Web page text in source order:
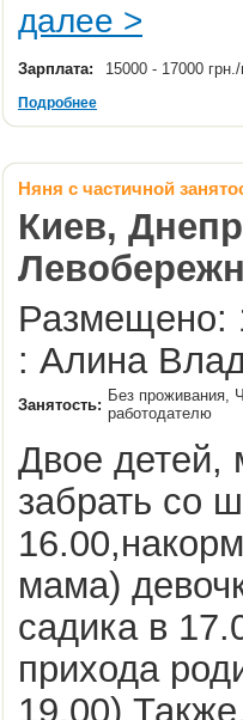
далее >
Зарплата: 15000 - 17000
Подробнее
Няня с частичной
Киев,
Размещено:
: Алина
Занятость:
Без проживания,
работодателю
Двое детей,
забрать со
мама)
садика в
прихода
19.00)